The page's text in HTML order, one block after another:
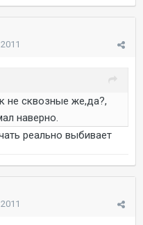
не сквозные же,да?,
наверно.
реально выбивает